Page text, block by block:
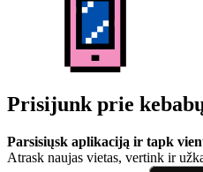
Prisijunk prie
Parsisiųsk aplikaciją ir tapk
Atrask naujas vietas, vertink ir